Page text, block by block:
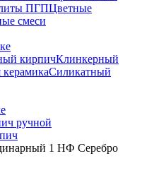
ПГПЦветные
смеси
кирпичКлинкерный
керамикаСиликатный
ручной
1 НФ Серебро